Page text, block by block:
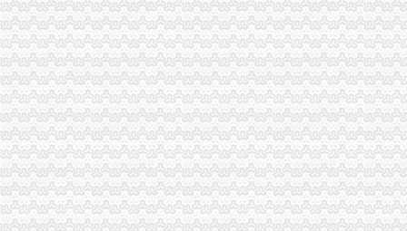
璧山局免费注册公司丁家工商所努力提高执法办案水平
石柱局南宾所五项措施实现猪肉市重庆一元注册公司场监管到位
开县局一元注册公司应对返乡潮掀起创业潮
彭水局五项措施全力开展市一元注册公司场分类监管工作
万州局1元注册公司学习实践科学发展观活动学习调研阶段工作成效初显
巴南局及时贯彻落实市免费注册公司委三届四次全委会和学习实践科学发展观
铜梁局认真贯彻市1元注册公司委三届四次全委会和学习实践科学发展观经验交
大渡口局深入达市0元注册公司流程委三届四次全委会和学习实践科学发展观经
市0元注册公司流程工商学会认真贯彻市委三届四次全委会和学习实践科学发展
合川局达落实市0元注册公司委三届四次全委会和学习实践科学发展观经验交流
中介处及时达市重庆免费注册公司委三届四次全委会和学习实践科学发展观经
忠县局达贯彻达贯彻市一元注册公司委三届四次全委会和学习实践科学发展观